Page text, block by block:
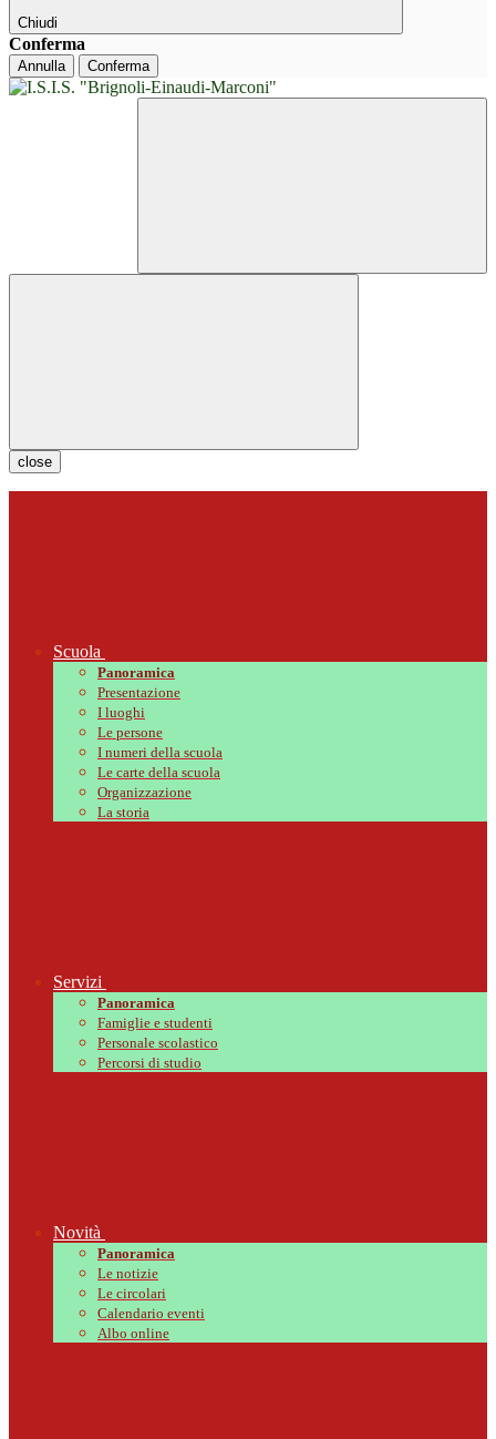
Chiudi
Conferma
Annulla Conferma
close
Scuola
Panoramica
Presentazione
I luoghi
Le persone
I numeri della scuola
Le carte della scuola
Organizzazione
La storia
Servizi
Panoramica
Famiglie e studenti
Personale scolastico
Percorsi di studio
Novità
Panoramica
Le notizie
Le circolari
Calendario eventi
Albo online